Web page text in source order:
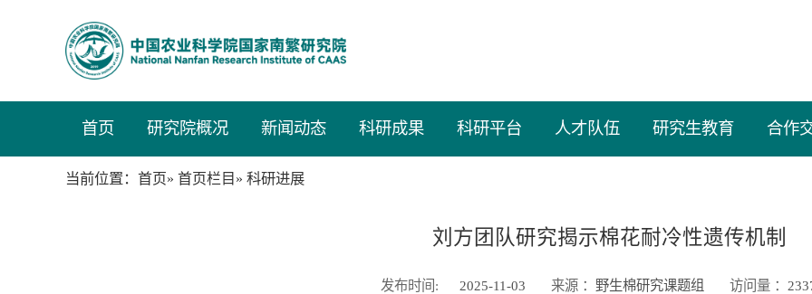
首页 研究院概况 新闻动态 科研成果 科研平台 人才队伍 研究生教育 合作
当前位置： 首页» 首页栏目 » 科研进展
刘方团队研究揭示棉花耐冷性遗传机制
发布时间: 2025-11-03 来源 ： 野生棉研究课题组 访问量 ：